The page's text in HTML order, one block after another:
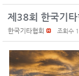
제38회 한국기
한국기타협회 조회수